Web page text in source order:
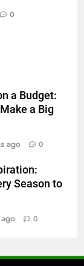
0
a Budget:
a Big
ago 0
Season to
0
to Text
Know
In-House IT
Manhattan :